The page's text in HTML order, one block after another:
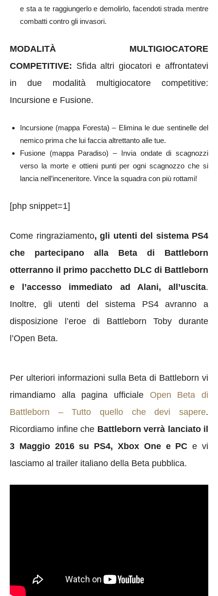
e sta a te raggiungerlo e demolirlo, facendoti strada mentre
combatti contro gli invasori.
MODALITÀ MULTIGIOCATORE
COMPETITIVE: Sfida altri giocatori e affrontatevi
in due modalità multigiocatore competitive:
Incursione e Fusione.
Incursione (mappa Foresta) – Elimina le due sentinelle del
nemico prima che lui faccia altrettanto alle tue.
Fusione (mappa Paradiso) – Invia ondate di scagnozzi
verso la morte e ottieni punti per ogni scagnozzo che si
lancia nell’inceneritore. Vince la squadra con più rottami!
[php snippet=1]
Come ringraziamento, gli utenti del sistema PS4
che partecipano alla Beta di Battleborn
otterranno il primo pacchetto DLC di Battleborn
e l’accesso immediato ad Alani, all’uscita.
Inoltre, gli utenti del sistema PS4 avranno a
disposizione l’eroe di Battleborn Toby durante
l’Open Beta.
Per ulteriori informazioni sulla Beta di Battleborn vi
rimandiamo alla pagina ufficiale Open Beta di
Battleborn – Tutto quello che devi sapere.
Ricordiamo infine che Battleborn verrà lanciato il
3 Maggio 2016 su PS4, Xbox One e PC e vi
lasciamo al trailer italiano della Beta pubblica.